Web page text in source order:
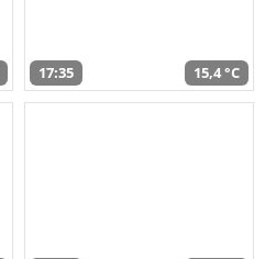
17:35 15,4 °C